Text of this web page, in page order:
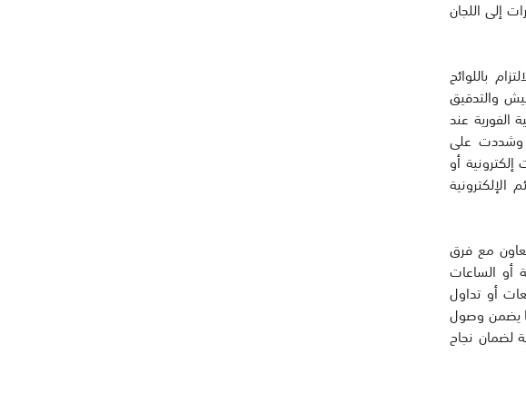
إلى اللجان
باللوائح
والتدقيق
الفورية عند
وشددت على
أو
الإلكترونية
مع فرق
أو الساعات
أو تداول
يضمن وصول
لضمان نجاح